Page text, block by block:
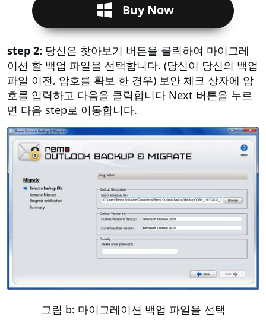
Buy Now
step 2: 당신은 찾아보기 버튼을 클릭하여 마이그레
이션 할 백업 파일을 선택합니다. (당신이 당신의 백업
파일 이전, 암호를 확보 한 경우) 보안 체크 상자에 암
호를 입력하고 다음을 클릭합니다 Next 버튼을 누르
면 다음 step로 이동합니다.
그림 b: 마이그레이션 백업 파일을 선택